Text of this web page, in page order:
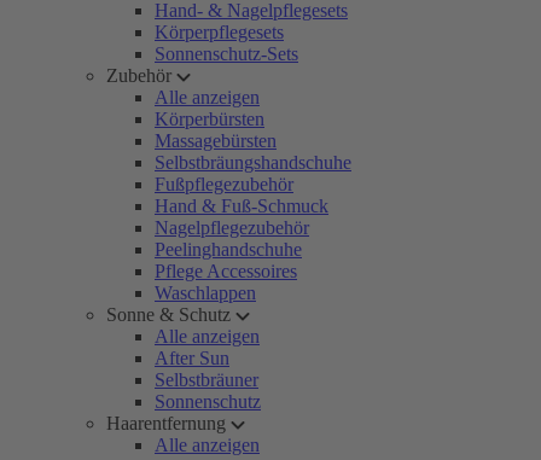
Hand- & Nagelpflegesets
Körperpflegesets
Sonnenschutz-Sets
Zubehör
Alle anzeigen
Körperbürsten
Massagebürsten
Selbstbräungshandschuhe
Fußpflegezubehör
Hand & Fuß-Schmuck
Nagelpflegezubehör
Peelinghandschuhe
Pflege Accessoires
Waschlappen
Sonne & Schutz
Alle anzeigen
After Sun
Selbstbräuner
Sonnenschutz
Haarentfernung
Alle anzeigen